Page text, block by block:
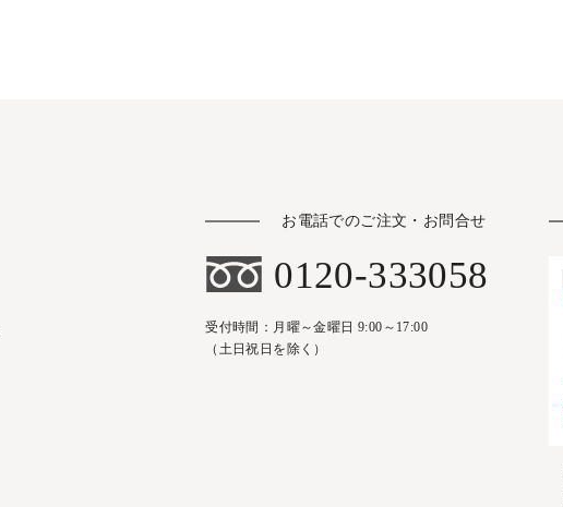
お電話でのご注文・お問合せ
0120-333058
受付時間：月曜～金曜日 9:00～17:00
（土日祝日を除く）